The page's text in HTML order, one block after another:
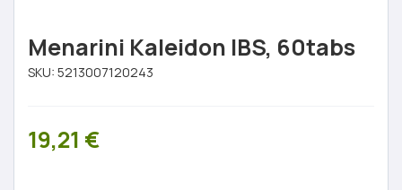
Menarini Kaleidon IBS, 60tabs
SKU: 5213007120243
19,21 €